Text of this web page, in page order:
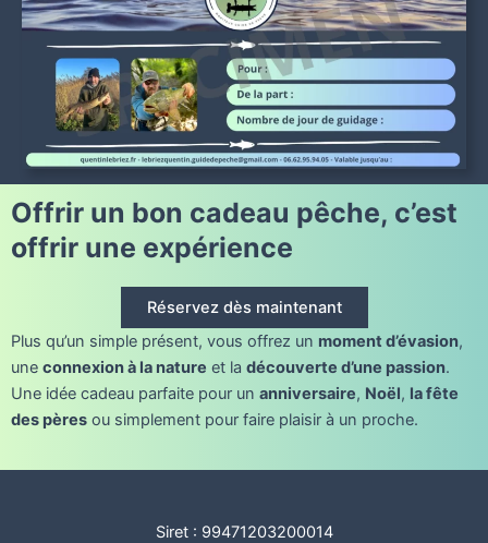
Offrir un bon cadeau pêche, c’est
offrir une expérience
Réservez dès maintenant
Plus qu’un simple présent, vous offrez un moment d’évasion,
une connexion à la nature et la découverte d’une passion.
Une idée cadeau parfaite pour un anniversaire, Noël, la fête
des pères ou simplement pour faire plaisir à un proche.
Siret : 99471203200014